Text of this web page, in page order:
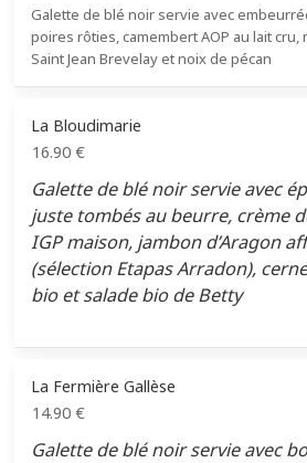
Galette de blé noir servie avec
poires rôties, camembert AOP au lait cru,
Saint Jean Brevelay et noix de pécan
La Bloudimarie
16.90 €
Galette de blé noir servie avec
juste tombés au beurre, crème
IGP maison, jambon d’Aragon
(sélection Etapas Arradon),
bio et salade bio de Betty
La Fermière Gallèse
14.90 €
Galette de blé noir servie avec